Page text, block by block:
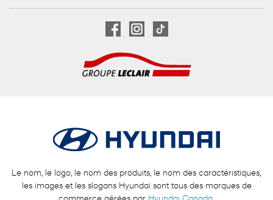
Le nom, le logo, le nom des produits, le nom des caractéristiques,
les images et les slogans Hyundai sont tous des marques de